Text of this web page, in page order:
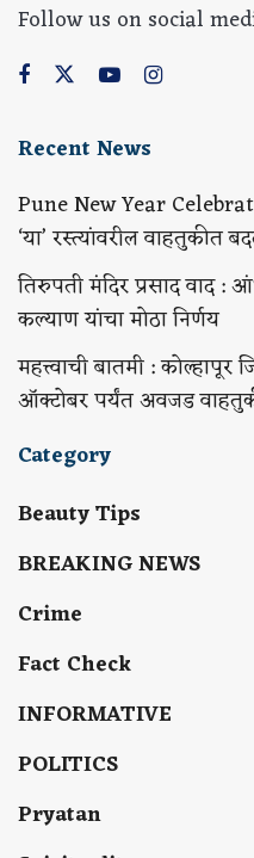
Follow us on social
Recent News
Pune New Year
‘या’ रस्त्यांवरील वाहतुकीत
तिरुपती मंदिर प्रसाद वाद :
कल्याण यांचा मोठा निर्णय
महत्त्वाची बातमी : कोल्हापूर
ऑक्टोबर पर्यंत अवजड
Category
Beauty Tips
BREAKING NEWS
Crime
Fact Check
INFORMATIVE
POLITICS
Pryatan